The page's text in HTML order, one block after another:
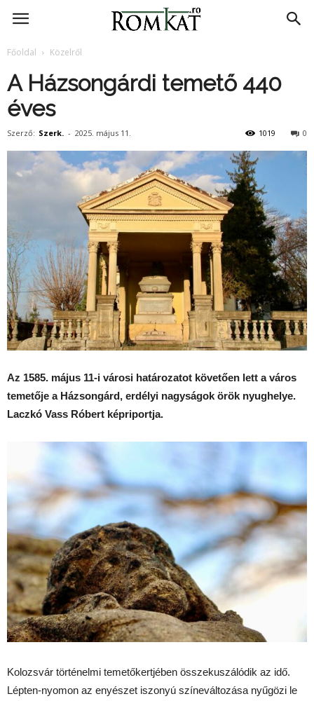
RomKat.ro
Főoldal Közelről
A Házsongárdi temető 440
éves
Szerző: Szerk. - 2025. május 11. 0
1019
Az 1585. május 11-i városi határozatot követően lett a város
temetője a Házsongárd, erdélyi nagyságok örök nyughelye.
Laczkó Vass Róbert képriportja.
Kolozsvár történelmi temetőkertjében összekuszálódik az idő.
Lépten-nyomon az enyészet iszonyú színeváltozása nyűgözi le